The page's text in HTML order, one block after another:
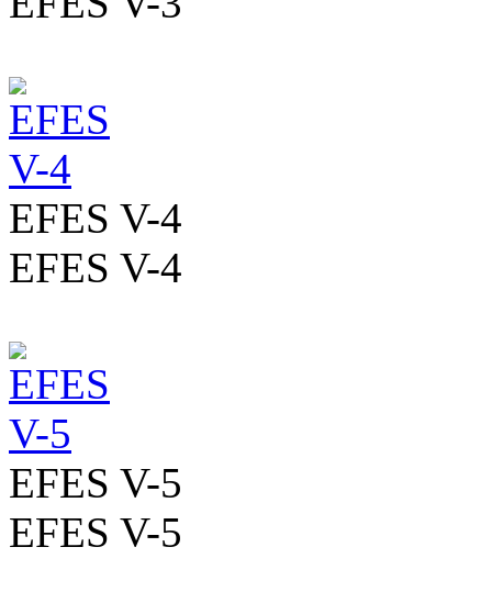
EFES V-4
EFES V-4
EFES V-5
EFES V-5